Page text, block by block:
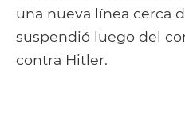
una nueva línea cerca
suspendió luego del
contra Hitler.